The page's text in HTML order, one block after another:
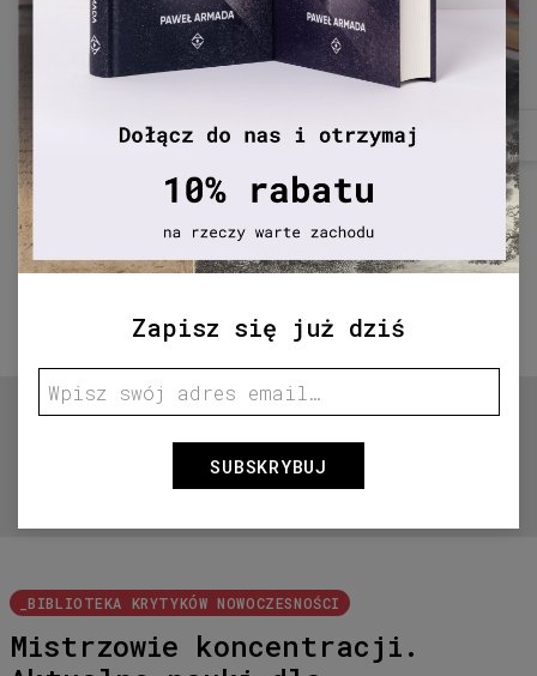
Przytrzymaj aby powiększyć
_BIBLIOTEKA KRYTYKÓW NOWOCZESNOŚCI
Mistrzowie koncentracji.
Zapisz się już dziś
SUBSKRYBUJ